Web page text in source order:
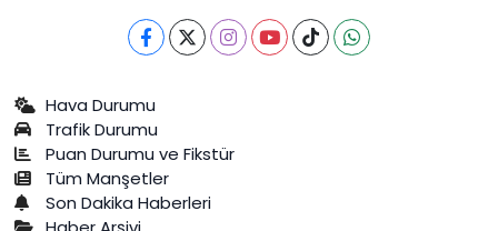
Hava Durumu
Trafik Durumu
Puan Durumu ve Fikstür
Tüm Manşetler
Son Dakika Haberleri